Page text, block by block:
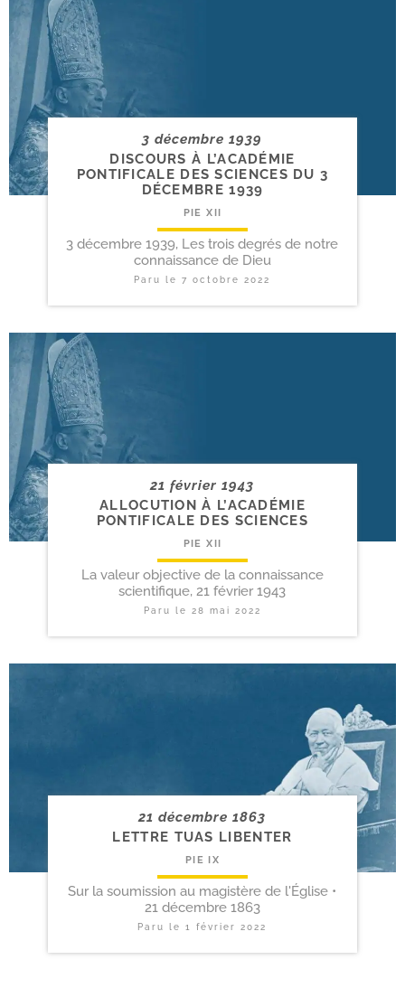
3 décembre 1939
DISCOURS À L’ACADÉMIE
PONTIFICALE DES SCIENCES DU 3
DÉCEMBRE 1939
PIE XII
3 décembre 1939, Les trois degrés de notre
connaissance de Dieu
Paru le7 octobre 2022
21 février 1943
ALLOCUTION À L’ACADÉMIE
PONTIFICALE DES SCIENCES
PIE XII
La valeur objective de la connaissance
scientifique, 21 février 1943
Paru le 28 mai 2022
21 décembre 1863
LETTRE TUAS LIBENTER
PIE IX
Sur la soumission au magistère de l'Église •
21 décembre 1863
Paru le1 février 2022